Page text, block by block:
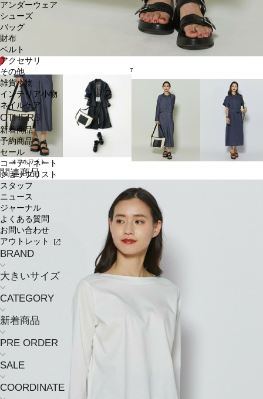
アンダーウェア
シューズ
バッグ
財布
ベルト
アクセサリ
その他
雑貨小物
インテリア小物
ネイルケア
OTHERS
新着商品
予約商品
セール
コーディネート
ショップリスト
スタッフ
ニュース
ジャーナル
よくある質問
お問い合わせ
アウトレット
BRAND
大きいサイズ
CATEGORY
新着商品
PRE ORDER
SALE
COORDINATE
7
オフホワイト
関連商品